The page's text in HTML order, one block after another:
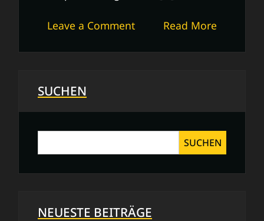
Read More
Leave a Commenton
Anschreiben:
SUCHEN
SUCHEN
NEUESTE BEITRÄGE